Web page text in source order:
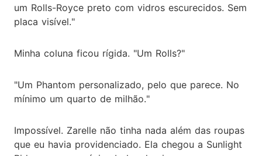
um Rolls-Royce preto com vidros escurecidos. Sem
placa visível."
Minha coluna ficou rígida. "Um Rolls?"
"Um Phantom personalizado, pelo que parece. No
mínimo um quarto de milhão."
Impossível. Zarelle não tinha nada além das roupas
que eu havia providenciado. Ela chegou a Sunlight